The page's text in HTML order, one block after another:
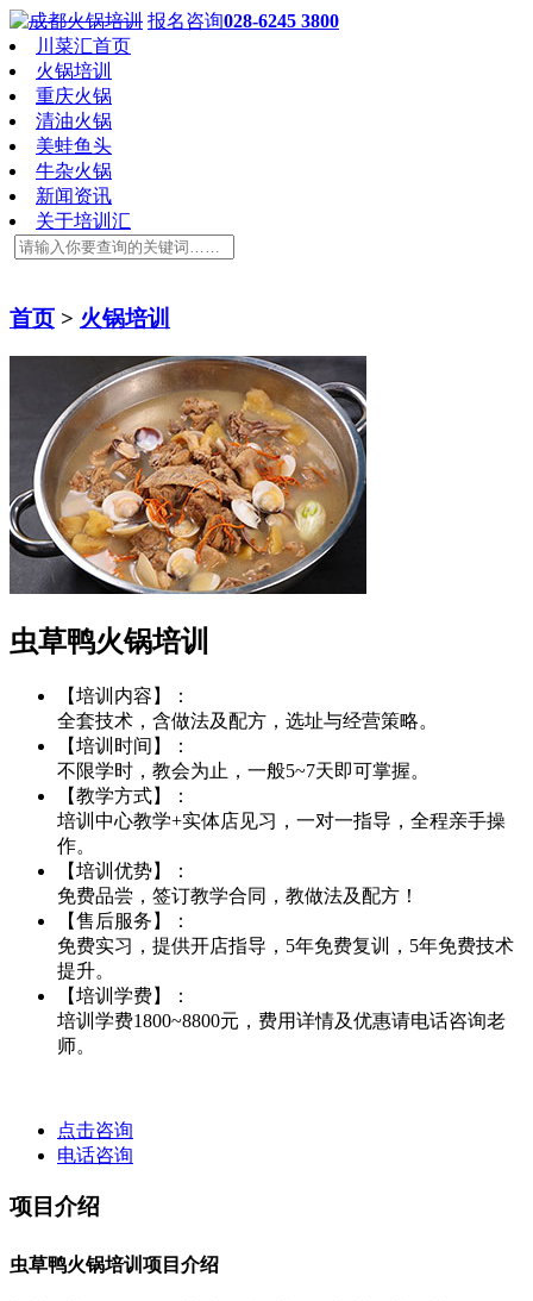
报名咨询028-6245 3800
川菜汇首页
火锅培训
重庆火锅
清油火锅
美蛙鱼头
牛杂火锅
新闻资讯
关于培训汇
首页 > 火锅培训
虫草鸭火锅培训
【培训内容】：
全套技术，含做法及配方，选址与经营策略。
【培训时间】：
不限学时，教会为止，一般5~7天即可掌握。
【教学方式】：
培训中心教学+实体店见习，一对一指导，全程亲手操
作。
【培训优势】：
免费品尝，签订教学合同，教做法及配方！
【售后服务】：
免费实习，提供开店指导，5年免费复训，5年免费技术
提升。
【培训学费】：
培训学费1800~8800元，费用详情及优惠请电话咨询老
师。
点击咨询
电话咨询
项目介绍
虫草鸭火锅培训项目介绍